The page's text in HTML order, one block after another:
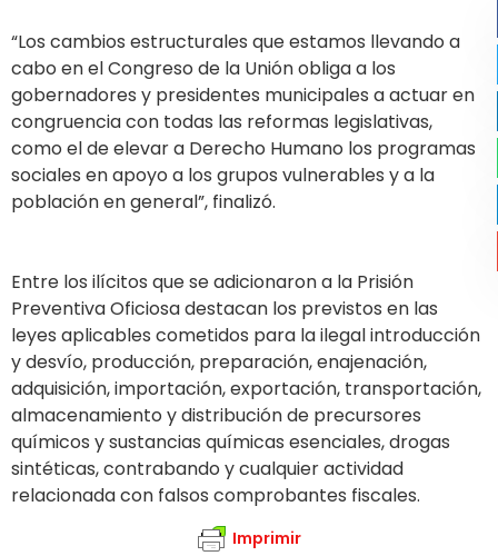
“Los cambios estructurales que estamos llevando a
cabo en el Congreso de la Unión obliga a los
gobernadores y presidentes municipales a actuar en
congruencia con todas las reformas legislativas,
como el de elevar a Derecho Humano los programas
sociales en apoyo a los grupos vulnerables y a la
población en general”, finalizó.
Entre los ilícitos que se adicionaron a la Prisión
Preventiva Oficiosa destacan los previstos en las
leyes aplicables cometidos para la ilegal introducción
y desvío, producción, preparación, enajenación,
adquisición, importación, exportación, transportación,
almacenamiento y distribución de precursores
químicos y sustancias químicas esenciales, drogas
sintéticas, contrabando y cualquier actividad
relacionada con falsos comprobantes fiscales.
Imprimir